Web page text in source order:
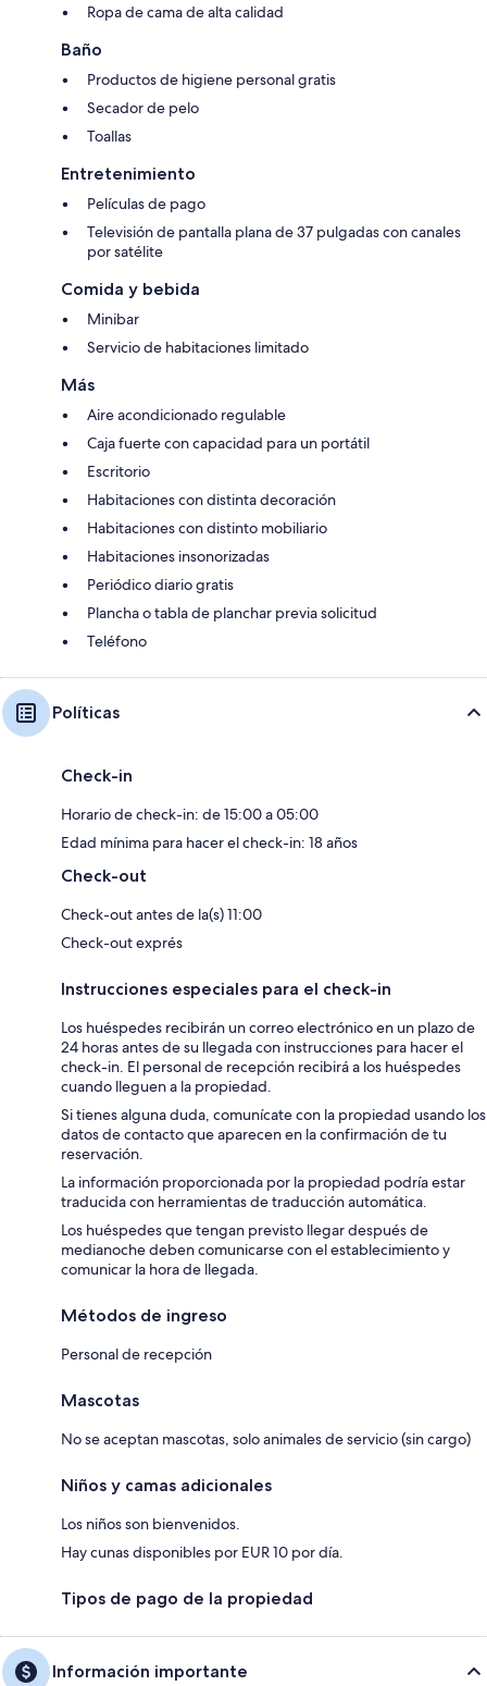
Ropa de cama de alta calidad
Baño
Productos de higiene personal gratis
Secador de pelo
Toallas
Entretenimiento
Películas de pago
Televisión de pantalla plana de 37 pulgadas con canales
por satélite
Comida y bebida
Minibar
Servicio de habitaciones limitado
Más
Aire acondicionado regulable
Caja fuerte con capacidad para un portátil
Escritorio
Habitaciones con distinta decoración
Habitaciones con distinto mobiliario
Habitaciones insonorizadas
Periódico diario gratis
Plancha o tabla de planchar previa solicitud
Teléfono
Políticas
Check-in
Horario de check-in: de 15:00 a 05:00
Edad mínima para hacer el check-in: 18 años
Check-out
Check-out antes de la(s) 11:00
Check-out exprés
Instrucciones especiales para el check-in
Los huéspedes recibirán un correo electrónico en un plazo de
24 horas antes de su llegada con instrucciones para hacer el
check-in. El personal de recepción recibirá a los huéspedes
cuando lleguen a la propiedad.
Si tienes alguna duda, comunícate con la propiedad usando los
datos de contacto que aparecen en la confirmación de tu
reservación.
La información proporcionada por la propiedad podría estar
traducida con herramientas de traducción automática.
Los huéspedes que tengan previsto llegar después de
medianoche deben comunicarse con el establecimiento y
comunicar la hora de llegada.
Métodos de ingreso
Personal de recepción
Mascotas
No se aceptan mascotas, solo animales de servicio (sin cargo)
Niños y camas adicionales
Los niños son bienvenidos.
Hay cunas disponibles por EUR 10 por día.
Tipos de pago de la propiedad
Información importante